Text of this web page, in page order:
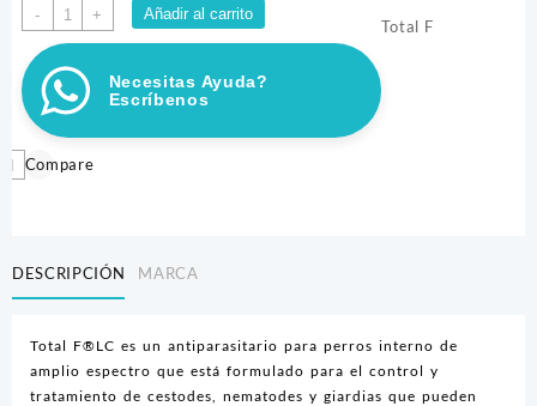
-
TOTAL
FCG
PERROS
GRANDES
UNIDAD
cantidad
+ Añadir al carrito
Necesitas Ayuda?
Escríbenos
Compare
Total F
DESCRIPCIÓN MARCA
Total F®LC es un antiparasitario para perros interno de
amplio espectro que está formulado para el control y
tratamiento de cestodes, nematodes y giardias que pueden